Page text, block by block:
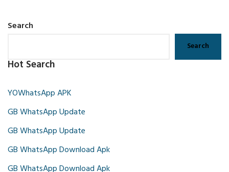
Search
Search
Hot Search
YOWhatsApp APK
GB WhatsApp Update
GB WhatsApp Update
GB WhatsApp Download Apk